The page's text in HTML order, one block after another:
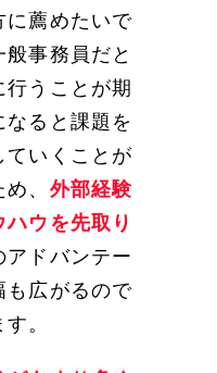
に薦めたいで
事務員だと
うことが期
ると課題を
ていくことが
、 外部経験
ハウ を先取り
アドバンテー
も広がるので
。